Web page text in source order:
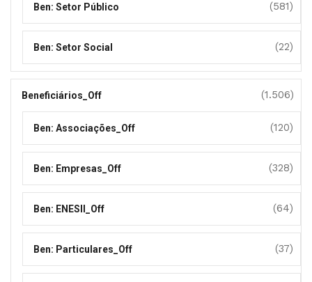
Ben: Setor Público (581)
Ben: Setor Social (22)
Beneficiários_Off (1.506)
Ben: Associações_Off (120)
Ben: Empresas_Off (328)
Ben: ENESII_Off (64)
Ben: Particulares_Off (37)